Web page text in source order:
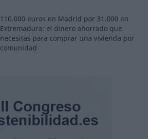
110.000 euros en Madrid por 31.000 en
Extremadura: el dinero ahorrado que
necesitas para comprar una vivienda por
comunidad